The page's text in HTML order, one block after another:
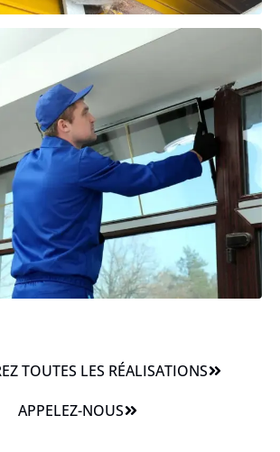
TOUTES LES RÉALISATIONS
APPELEZ-NOUS